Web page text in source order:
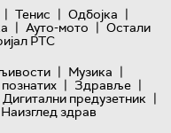
| Тенис | Одбојка |
| Ауто-мото | Остали
РТС
| Музика |
| Здравље |
Дигитални предузетник |
Наизглед здрав